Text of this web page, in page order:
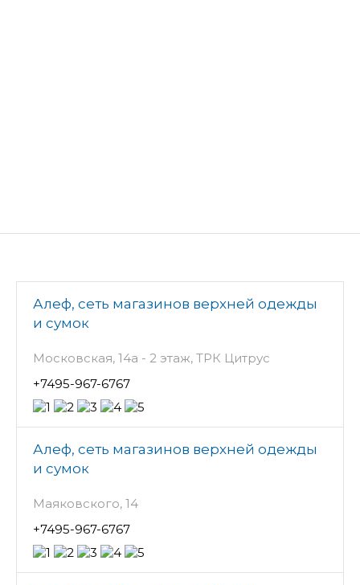
Алеф, сеть магазинов верхней одежды
и сумок
Московская, 14а - 2 этаж, ТРК Цитрус
+7495-967-6767
Алеф, сеть магазинов верхней одежды
и сумок
Маяковского, 14
+7495-967-6767